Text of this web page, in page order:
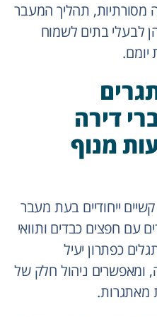
מסורתיות, תהליך המעבר
לבעלי בתים לשמוח
דירה
מנוף
ייחודיים בעת מעבר
עם חפצים כבדים ותוואי
כפתרון יעיל
ומאפשרים ניהול חלק של
מאתגרות.